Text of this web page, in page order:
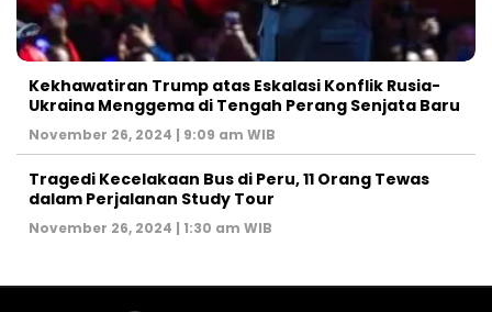
Kekhawatiran Trump atas Eskalasi Konflik Rusia-
Ukraina Menggema di Tengah Perang Senjata Baru
November 26, 2024 | 9:09 am WIB
Tragedi Kecelakaan Bus di Peru, 11 Orang Tewas
dalam Perjalanan Study Tour
November 26, 2024 | 1:30 am WIB